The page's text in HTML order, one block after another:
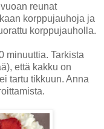
reunat
korppujauhoja ja
korppujauholla.
minuuttia. Tarkista
että kakku on
tartu tikkuun. Anna